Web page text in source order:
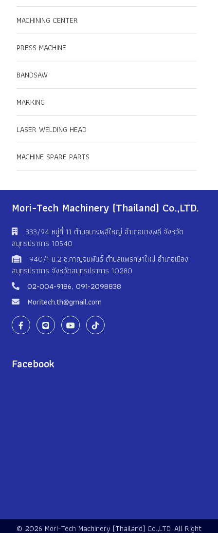
MACHINING CENTER
PRESS MACHINE
BANDSAW
MARKING
LASER WELDING HEAD
MACHINE SPARE PARTS
Mori-Tech Machinery (Thailand) Co.,LTD.
333/94 หมู่ที่ 11 ตําบลบางพลีใหญ่ อําเภอบางพลี จังหวัด
สมุทรปราการ 10540
940/1 ม.2 ซ.กาญจนพันธ์ ตำบลแพรกษาใหม่ อำเภอเมือง
สมุทรปราการ จังหวัดสมุทรปราการ 10280
02-004-9186, 091-2098838
Moritech.th@gmail.com
Facebook
© 2026 Mori-Tech Machinery (Thailand) Co.,LTD. All Right